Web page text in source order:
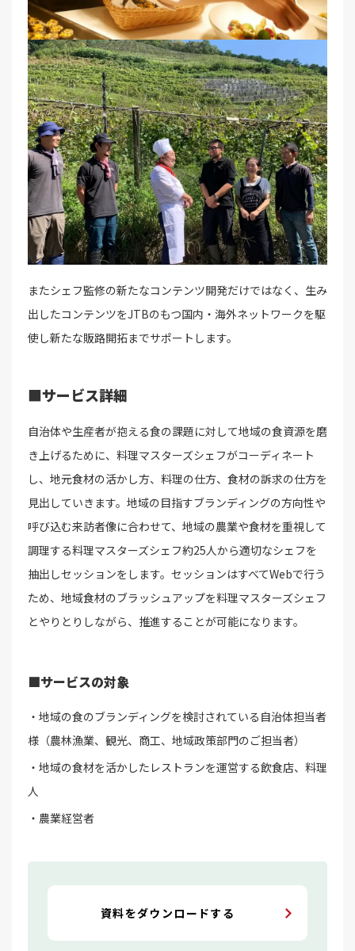
またシェフ監修の新たなコンテンツ開発だけではなく、生み
出したコンテンツをJTBのもつ国内・海外ネットワークを駆
使し新たな販路開拓までサポートします。
■サービス詳細
自治体や生産者が抱える食の課題に対して地域の食資源を磨
き上げるために、料理マスターズシェフがコーディネート
し、地元食材の活かし方、料理の仕方、食材の訴求の仕方を
見出していきます。地域の目指すブランディングの方向性や
呼び込む来訪者像に合わせて、地域の農業や食材を重視して
調理する料理マスターズシェフ約25人から適切なシェフを
抽出しセッションをします。セッションはすべてWebで行う
ため、地域食材のブラッシュアップを料理マスターズシェフ
とやりとりしながら、推進することが可能になります。
■サービスの対象
・地域の食のブランディングを検討されている自治体担当者
様（農林漁業、観光、商工、地域政策部門のご担当者）
・地域の食材を活かしたレストランを運営する飲食店、料理
人
・農業経営者
資料をダウンロードする